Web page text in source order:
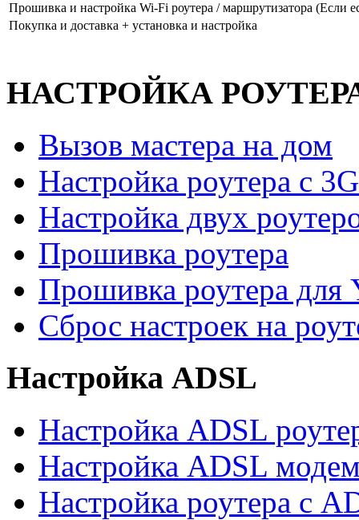
Прошивка и настройка Wi-Fi роутера / маршрутизатора (Если
Покупка и доставка + установка и настройка
НАСТРОЙКА
Вызов мастера на дом
Настройка роутера с
Настройка двух
Прошивка роутера
Прошивка роутера для
Сброс настроек на
Настройка ADSL
Настройка ADSL
Настройка ADSL
Настройка роутера с